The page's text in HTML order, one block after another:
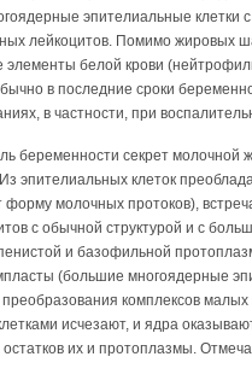
эпителиальные
лейкоцитов. Помимо жировых
элементы белой крови
в последние сроки
в частности, при
беременности секрет молочной
эпителиальных клеток
форму молочных протоков),
с обычной структурой и с
и базофильной
(большие многоядерные
комплексов
исчезают, и ядра
их и протоплазмы.